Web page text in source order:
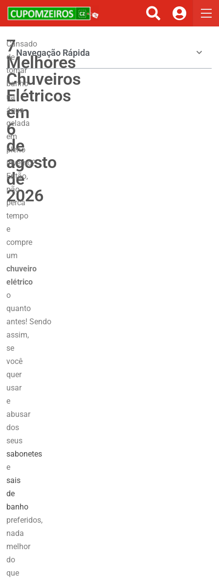
7
Melhores
Chuveiros
Elétricos
em
6
de
agosto
de
2026
Cansado
de
tomar
banho
na
água
gelada
em
pleno
inverno?
Então,
não
perca
tempo
e
compre
um
chuveiro
elétrico
o
quanto
antes!Sendo
assim,
se
você
quer
usar
e
abusar
dos
seus
sabonetes
e
sais
de
banho
preferidos,
nada
melhor
do
que
Navegação Rápida